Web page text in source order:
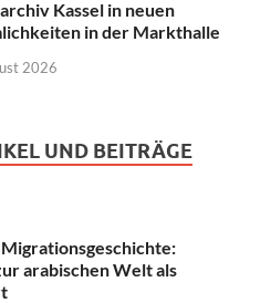
Kassel in neuen
in der Markthalle
2026
UND BEITRÄGE
arabischen Welt als